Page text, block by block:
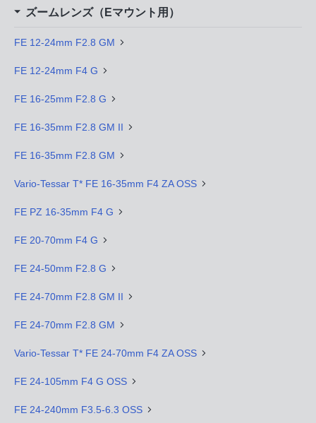
ズームレンズ（Eマウント用）
FE 12-24mm F2.8 GM
FE 12-24mm F4 G
FE 16-25mm F2.8 G
FE 16-35mm F2.8 GM II
FE 16-35mm F2.8 GM
Vario-Tessar T* FE 16-35mm F4 ZA OSS
FE PZ 16-35mm F4 G
FE 20-70mm F4 G
FE 24-50mm F2.8 G
FE 24-70mm F2.8 GM II
FE 24-70mm F2.8 GM
Vario-Tessar T* FE 24-70mm F4 ZA OSS
FE 24-105mm F4 G OSS
FE 24-240mm F3.5-6.3 OSS